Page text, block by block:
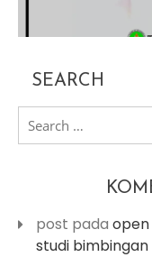
SEARCH
search
for:
post pada
studi